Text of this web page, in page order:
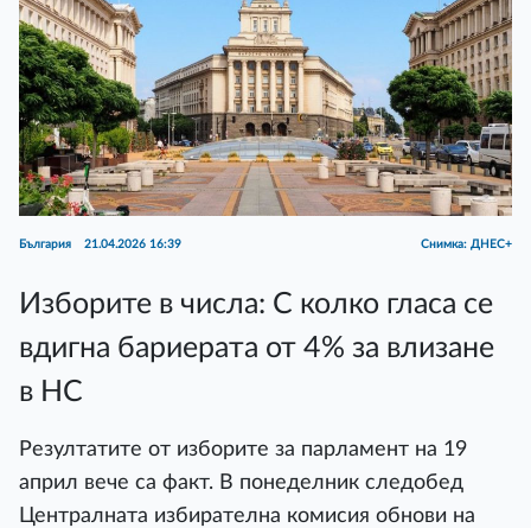
България 21.04.2026 16:39 Снимка: ДНЕС+
Изборите в числа: С колко гласа се
вдигна бариерата от 4% за влизане
в НС
Резултатите от изборите за парламент на 19
април вече са факт. В понеделник следобед
Централната избирателна комисия обнови на